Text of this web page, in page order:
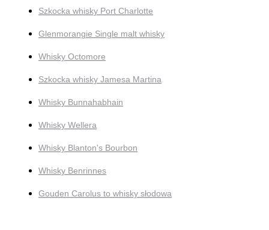
Szkocka whisky Port Charlotte
Glenmorangie Single malt whisky
Whisky Octomore
Szkocka whisky Jamesa Martina
Whisky Bunnahabhain
Whisky Wellera
Whisky Blanton's Bourbon
Whisky Benrinnes
Gouden Carolus to whisky słodowa